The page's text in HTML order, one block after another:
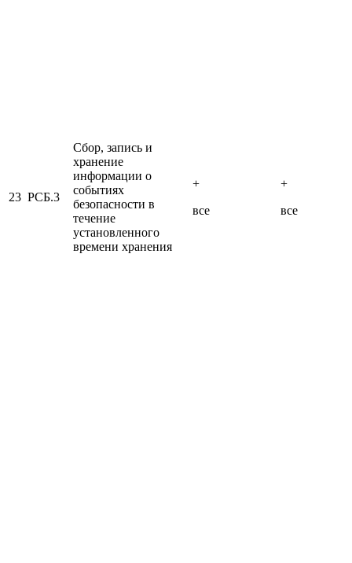
23 РСБ.3
Сбор, запись и
хранение
информации о
событиях
безопасности в
течение
установленного
времени хранения
+
все
+
все